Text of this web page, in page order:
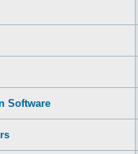
Software